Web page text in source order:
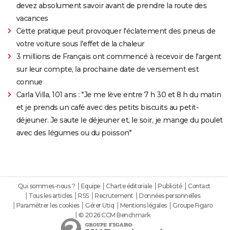
devez absolument savoir avant de prendre la route des
vacances
Cette pratique peut provoquer l'éclatement des pneus de
votre voiture sous l'effet de la chaleur
3 millions de Français ont commencé à recevoir de l'argent
sur leur compte, la prochaine date de versement est
connue
Carla Villa, 101 ans : "Je me lève entre 7 h 30 et 8 h du matin
et je prends un café avec des petits biscuits au petit-
déjeuner. Je saute le déjeuner et, le soir, je mange du poulet
avec des légumes ou du poisson"
Qui sommes-nous ? Equipe Charte éditoriale Publicité
Contact
Tous les articles
RSS Recrutement
Données personnelles
Paramétrer les cookies
Gérer Utiq Mentions légales
Groupe Figaro
© 2026 CCM Benchmark